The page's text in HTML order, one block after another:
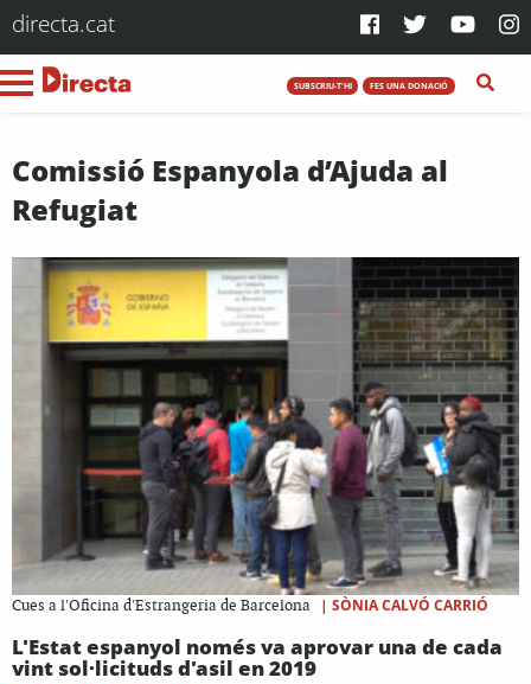
directa.cat
SUBSCRIU-T'HI FES UNA DONACIÓ
Comissió Espanyola d’Ajuda al
Refugiat
Cues a l'Oficina d'Estrangeria de Barcelona | SÒNIA CALVÓ CARRIÓ
L'Estat espanyol només va aprovar una de cada
vint sol·licituds d'asil en 2019